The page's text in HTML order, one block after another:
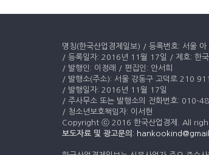
명칭(한국산업경제일보) / 등록번호: 서울
/ 등록일자: 2016년 11월 17일 / 제호: 한국
/ 발행인: 이정래 / 편집인: 안서희
/ 발행소(주소): 서울 강동구 고덕로 210
/ 발행일자: 2016년 11월 17일
/ 주사무소 또는 발행소의 전화번호: 010-
/ 청소년보호책임자: 이서현
Copyright ⓒ 2016 한국산업경제. All
보도자료 및 광고문의 :